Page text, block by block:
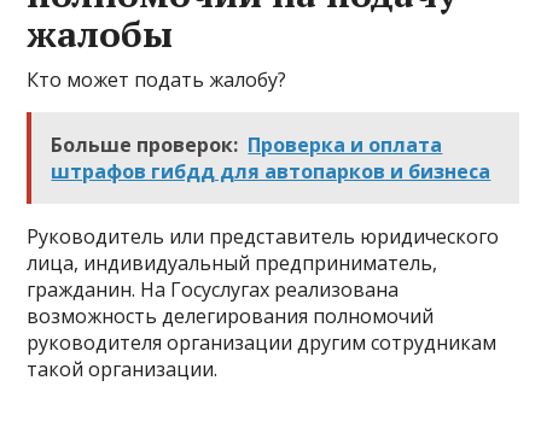
жалобы
Кто может подать жалобу?
Больше проверок: Проверка и оплата
штрафов гибдд для автопарков и бизнеса
Руководитель или представитель юридического
лица, индивидуальный предприниматель,
гражданин. На Госуслугах реализована
возможность делегирования полномочий
руководителя организации другим сотрудникам
такой организации.